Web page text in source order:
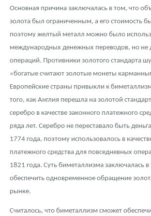
Основная причина заключалась в том, что
золота был ограниченным, а его стоимость
поэтому желтый металл можно было
международных денежных переводов, но не
операций. Противники золотого стандарта
«богатые считают золотые монеты
Европейские страны привыкли к
того, как Англия перешла на золотой
серебро в качестве законного платежного
ряда лет. Серебро не переставало быть
1774 года, поэтому использовалось в
платежного средства для повседневных
1821 года. Суть биметаллизма заключалась
обеспечить одновременное обращение
рынке.
Считалось, что биметаллизм сможет